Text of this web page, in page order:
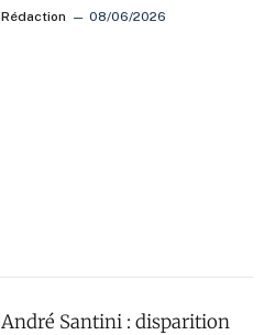
Rédaction 08/06/2026
André Santini : disparition